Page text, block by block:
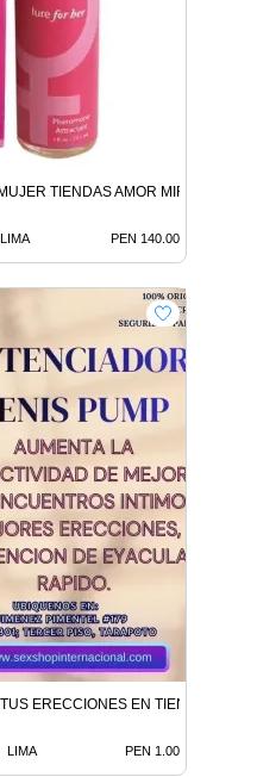
TIENDAS AMOR MIRAFLORES
LIMA PEN 140.00
ERECCIONES EN TIENDAS
LIMA PEN 1.00